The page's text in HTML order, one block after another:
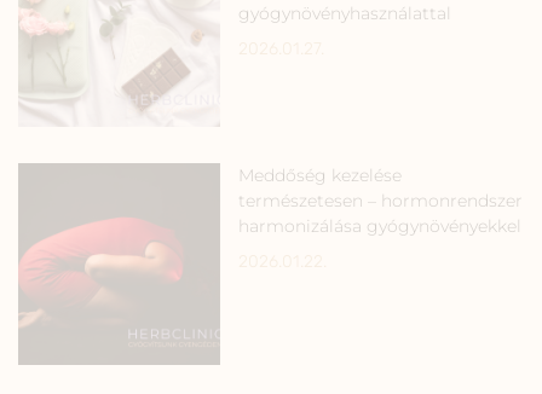
gyógynövényhasználattal
Meddőség kezelése
természetesen – hormonrendszer
harmonizálása gyógynövényekkel